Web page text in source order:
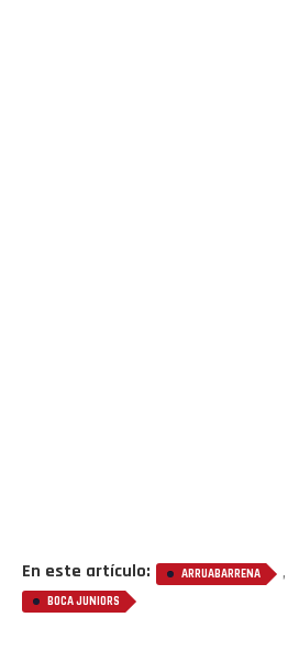
En este artículo: ARRUABARRENA ,
BOCA JUNIORS